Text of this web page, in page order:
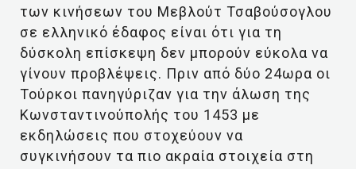
των κινήσεων του Μεβλούτ Τσαβούσογλου
σε ελληνικό έδαφος είναι ότι για τη
δύσκολη επίσκεψη δεν μπορούν εύκολα να
γίνουν προβλέψεις. Πριν από δύο 24ωρα οι
Τούρκοι πανηγύριζαν για την άλωση της
Κωνσταντινούπολής του 1453 με
εκδηλώσεις που στοχεύουν να
συγκινήσουν τα πιο ακραία στοιχεία στη